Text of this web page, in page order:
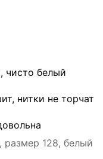
чисто белый
нитки не торчат
128, белый